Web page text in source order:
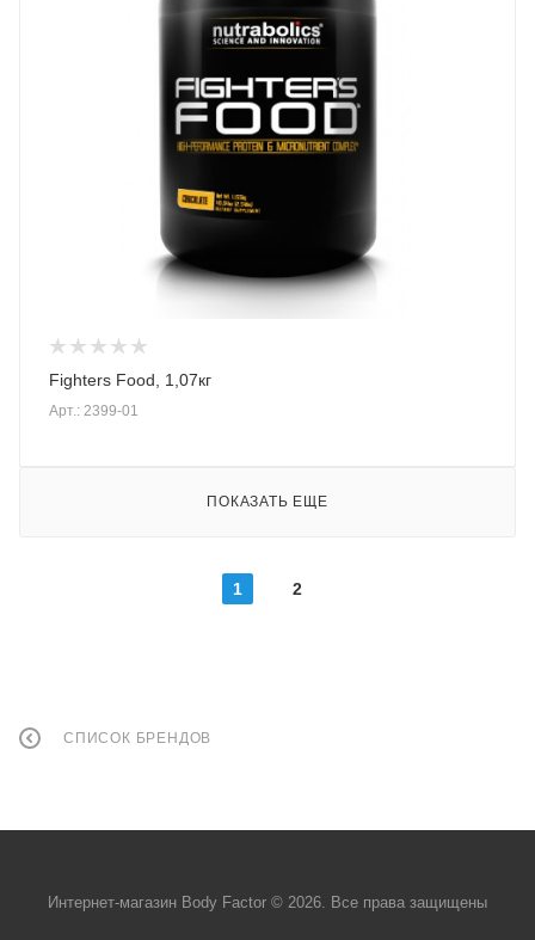
Fighters Food, 1,07кг
Арт.: 2399-01
ПОКАЗАТЬ ЕЩЕ
1 2
СПИСОК БРЕНДОВ
Интернет-магазин Body Factor © 2026. Все права защищены